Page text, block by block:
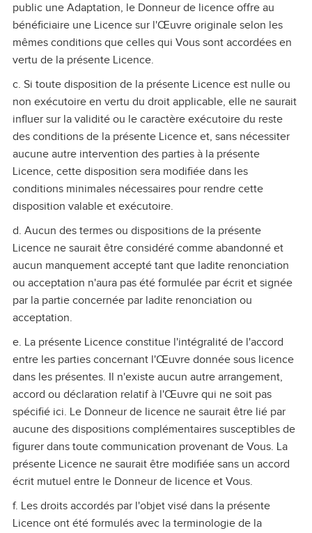
public une Adaptation, le Donneur de licence offre au
bénéficiaire une Licence sur l'Œuvre originale selon les
mêmes conditions que celles qui Vous sont accordées en
vertu de la présente Licence.
c. Si toute disposition de la présente Licence est nulle ou
non exécutoire en vertu du droit applicable, elle ne saurait
influer sur la validité ou le caractère exécutoire du reste
des conditions de la présente Licence et, sans nécessiter
aucune autre intervention des parties à la présente
Licence, cette disposition sera modifiée dans les
conditions minimales nécessaires pour rendre cette
disposition valable et exécutoire.
d. Aucun des termes ou dispositions de la présente
Licence ne saurait être considéré comme abandonné et
aucun manquement accepté tant que ladite renonciation
ou acceptation n'aura pas été formulée par écrit et signée
par la partie concernée par ladite renonciation ou
acceptation.
e. La présente Licence constitue l'intégralité de l'accord
entre les parties concernant l'Œuvre donnée sous licence
dans les présentes. Il n'existe aucun autre arrangement,
accord ou déclaration relatif à l'Œuvre qui ne soit pas
spécifié ici. Le Donneur de licence ne saurait être lié par
aucune des dispositions complémentaires susceptibles de
figurer dans toute communication provenant de Vous. La
présente Licence ne saurait être modifiée sans un accord
écrit mutuel entre le Donneur de licence et Vous.
f. Les droits accordés par l'objet visé dans la présente
Licence ont été formulés avec la terminologie de la